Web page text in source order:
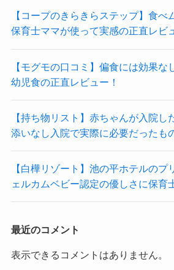
【コープのきらきらステップ】食べ
保育士ママが使って実感の正直レビ
【モグモの口コミ】偏食には効果な
幼児食の正直レビュー！
【持ち物リスト】赤ちゃんが入院し
添いなし入院で実際に必要だったも
【白樺リゾート】池の平ホテルのプ
ェルカムベビー認定の優しさに保育
最近のコメント
表示できるコメントはありません。